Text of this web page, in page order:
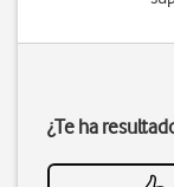
¿Te ha